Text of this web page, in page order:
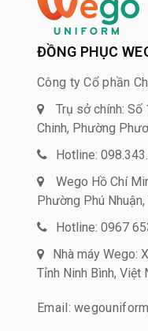
ĐỒNG PHỤC
Công ty Cổ phần
Trụ sở chính: Số
Chinh, Phường
Hotline:
Wego Hồ Chí
Phường Phú Nhuận,
Hotline: 0967
Nhà máy Wego:
Tỉnh Ninh Bình, Việt
Email: